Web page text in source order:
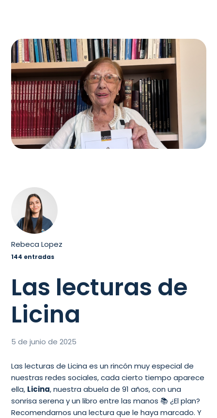
Rebeca Lopez
144 entradas
Las lecturas de
Licina
5 de junio de 2025
Las lecturas de Licina es un rincón muy especial de
nuestras redes sociales, cada cierto tiempo aparece
ella, Licina, nuestra abuela de 91 años, con una
sonrisa serena y un libro entre las manos 📚 ¿El plan?
Recomendarnos una lectura que le haya marcado. Y